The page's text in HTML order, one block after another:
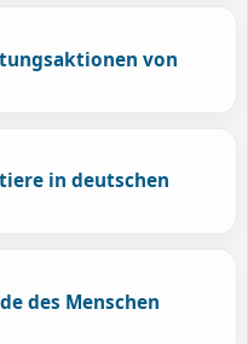
von
in deutschen
des Menschen